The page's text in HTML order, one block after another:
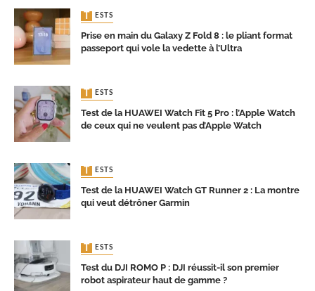
TESTS
Prise en main du Galaxy Z Fold 8 : le pliant format
passeport qui vole la vedette à l’Ultra
TESTS
Test de la HUAWEI Watch Fit 5 Pro : l’Apple Watch
de ceux qui ne veulent pas d’Apple Watch
TESTS
Test de la HUAWEI Watch GT Runner 2 : La montre
qui veut détrôner Garmin
TESTS
Test du DJI ROMO P : DJI réussit-il son premier
robot aspirateur haut de gamme ?